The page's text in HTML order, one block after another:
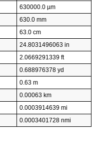
630000.0 µm
630.0 mm
63.0 cm
24.8031496063 in
2.0669291339 ft
0.688976378 yd
0.63 m
0.00063 km
0.0003914639 mi
0.0003401728 nmi